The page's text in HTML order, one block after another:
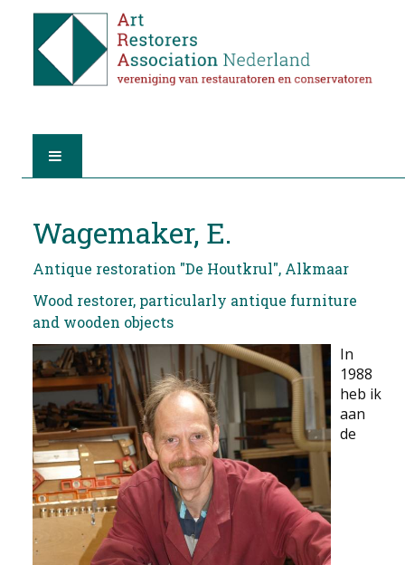
ABOUT A.R.A.
THE RESTORERS
MEMBERSHIP
FIND A RESTORER
NEWS
CONTACT
Select your language
Wagemaker, E.
Antique restoration "De Houtkrul", Alkmaar
Wood restorer, particularly antique furniture
and wooden objects
In
1988
heb ik
aan
de